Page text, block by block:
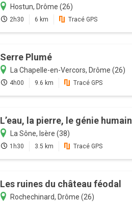
Hostun, Drôme (26)
2h30 6 km Tracé GPS
Serre Plumé
La Chapelle-en-Vercors, Drôme (26)
4h00 9.6 km Tracé GPS
L’eau, la pierre, le génie humain
La Sône, Isère (38)
1h30 3.5 km Tracé GPS
Les ruines du château féodal
Rochechinard, Drôme (26)